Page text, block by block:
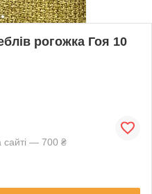
рогожка Гоя 10
сайті — 700 ₴